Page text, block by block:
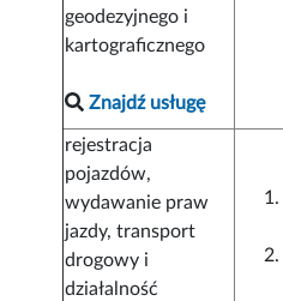
geodezyjnego i
kartograficznego
Znajdź usługę
rejestracja
pojazdów,
wydawanie praw
jazdy, transport
drogowy i
działalność